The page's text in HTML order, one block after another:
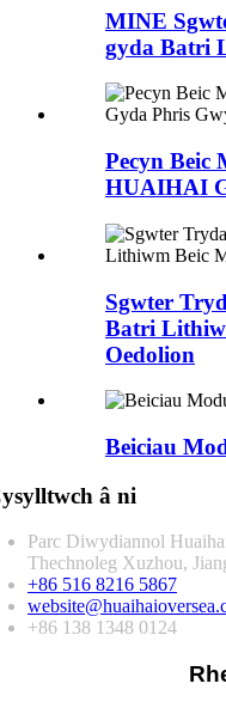
MINE
gyda Batri
Pecyn
HUAIHAI
Sgwter
Batri
Oedolion
Beiciau
â ni
Parc Diwydiannol
Thechnoleg Xuzhou,
+86 516 8216 5867
+86 138 1348 0124